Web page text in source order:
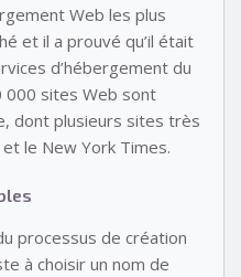
Web les plus
et il a prouvé qu’il était
d’hébergement du
000 sites Web sont
dont plusieurs sites très
le New York Times.
processus de création
à choisir un nom de